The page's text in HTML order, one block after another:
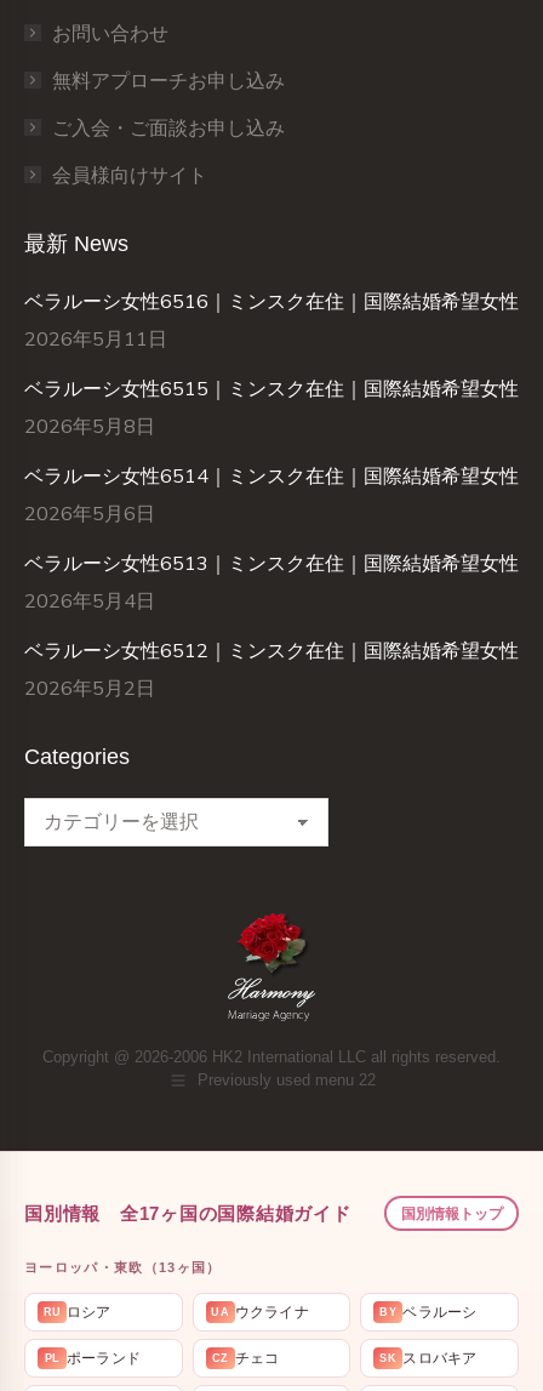
お問い合わせ
無料アプローチお申し込み
ご入会・ご面談お申し込み
会員様向けサイト
最新 News
ベラルーシ女性6516｜ミンスク在住｜国際結婚希望女性
2026年5月11日
ベラルーシ女性6515｜ミンスク在住｜国際結婚希望女性
2026年5月8日
ベラルーシ女性6514｜ミンスク在住｜国際結婚希望女性
2026年5月6日
ベラルーシ女性6513｜ミンスク在住｜国際結婚希望女性
2026年5月4日
ベラルーシ女性6512｜ミンスク在住｜国際結婚希望女性
2026年5月2日
Categories
Categories
Copyright @ 2026-2006 HK2 International LLC all rights reserved.
Previously used menu 22
国別情報 全17ヶ国の国際結婚ガイド 国別情報トップ
ヨーロッパ・東欧（13ヶ国）
RU ロシア UA ウクライナ BY ベラルーシ
PL ポーランド CZ チェコ SK スロバキア